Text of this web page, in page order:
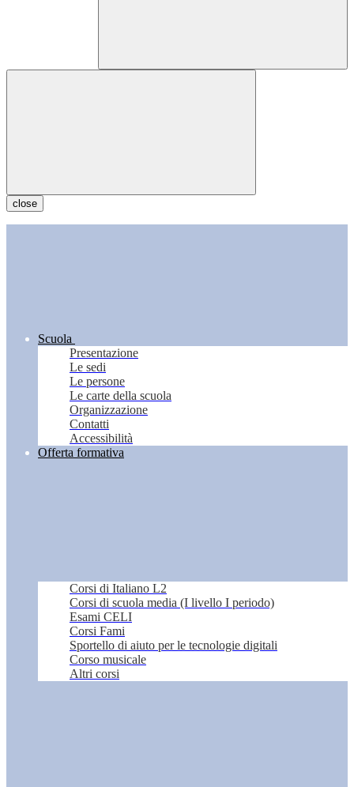
close
Scuola
Presentazione
Le sedi
Le persone
Le carte della scuola
Organizzazione
Contatti
Accessibilità
Offerta formativa
Corsi di Italiano L2
Corsi di scuola media (I livello I periodo)
Esami CELI
Corsi Fami
Sportello di aiuto per le tecnologie digitali
Corso musicale
Altri corsi